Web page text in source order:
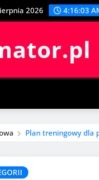
2026 4:16:04
Plan treningowy dla